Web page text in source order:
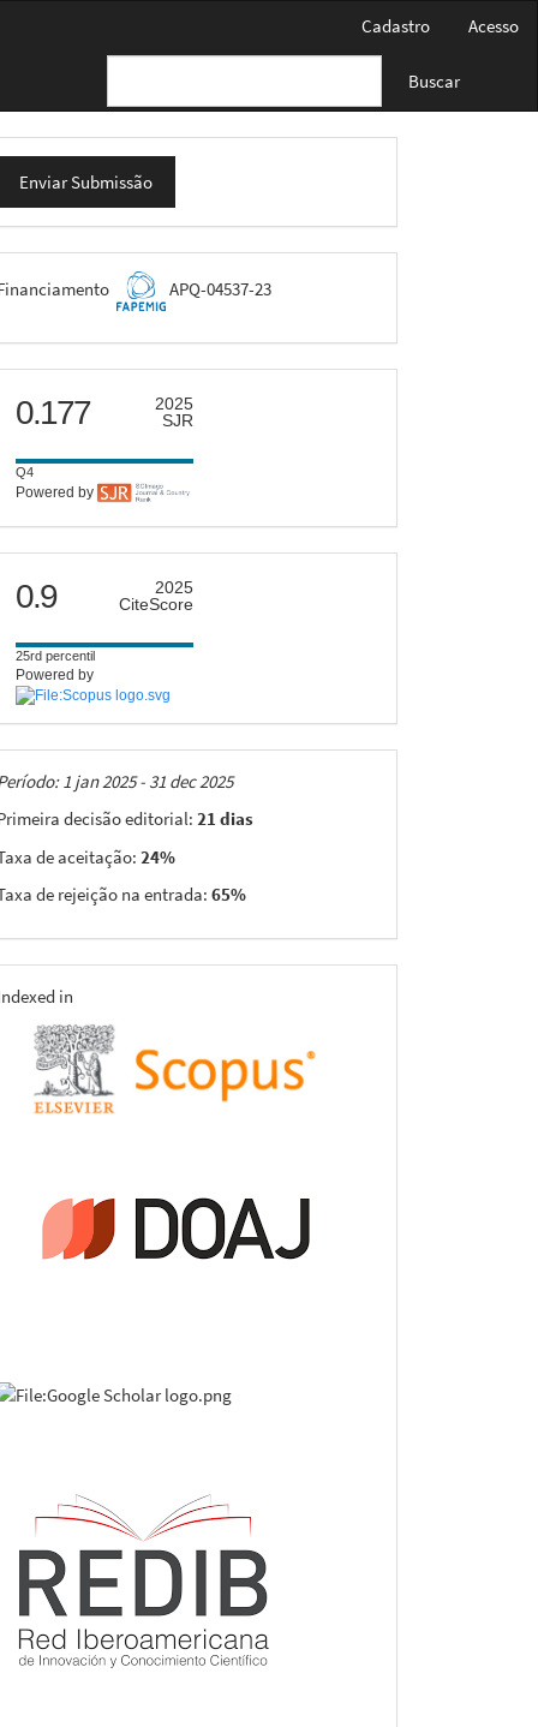
Cadastro Acesso
Buscar
Enviar Submissão
APQ-04537-23
scimago
0.177
2025
SJR
Q4
Powered by
citescore
0.9
2025
CiteScore
25rd percentil
Powered by
1 jan 2025 - 31 dec 2025
decisão editorial: 21 dias
de aceitação: 24%
de rejeição na entrada: 65%
in